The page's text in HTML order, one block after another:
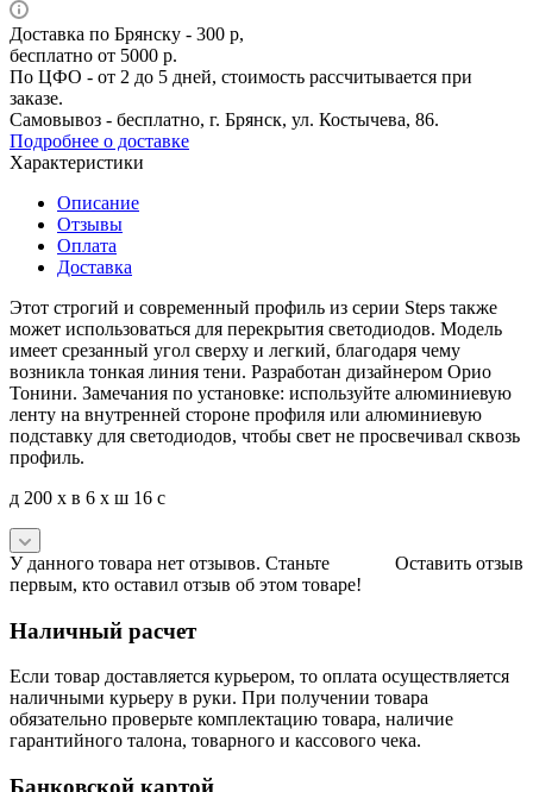
Доставка по Брянску - 300 р,
бесплатно от 5000 р.
По ЦФО - от 2 до 5 дней, стоимость рассчитывается при
заказе.
Самовывоз - бесплатно, г. Брянск, ул. Костычева, 86.
Подробнее о доставке
Характеристики
Описание
Отзывы
Оплата
Доставка
Этот строгий и современный профиль из серии Steps также
может использоваться для перекрытия светодиодов. Модель
имеет срезанный угол сверху и легкий, благодаря чему
возникла тонкая линия тени. Разработан дизайнером Орио
Тонини. Замечания по установке: используйте алюминиевую
ленту на внутренней стороне профиля или алюминиевую
подставку для светодиодов, чтобы свет не просвечивал сквозь
профиль.
д 200 x в 6 x ш 16 с
Оставить отзыв
У данного товара нет отзывов. Станьте
первым, кто оставил отзыв об этом товаре!
Наличный расчет
Если товар доставляется курьером, то оплата осуществляется
наличными курьеру в руки. При получении товара
обязательно проверьте комплектацию товара, наличие
гарантийного талона, товарного и кассового чека.
Банковской картой